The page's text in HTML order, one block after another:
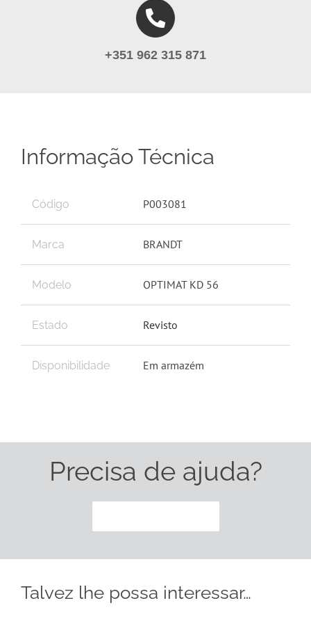
+351 962 315 871
Informação Técnica
Código P003081
Marca BRANDT
Modelo OPTIMAT KD 56
Estado Revisto
Disponibilidade Em armazém
Precisa de ajuda?
Talvez lhe possa interessar…